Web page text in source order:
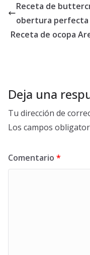
Receta de
obertura perfecta
Receta de ocopa
Deja una
Tu dirección de
Los campos
Comentario *